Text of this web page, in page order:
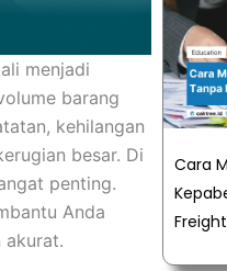
menjadi
barang
kehilangan
besar. Di
penting.
Anda
akurat.
Cara